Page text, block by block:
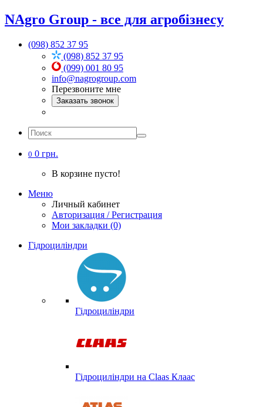
NAgro Group - все для агробізнесу
(098) 852 37 95
(098) 852 37 95
(099) 001 80 95
info@nagrogroup.com
Перезвоните мне
Заказать звонок
0 0 грн.
В корзине пусто!
Меню
Личный кабинет
Авторизация / Регистрация
Мои закладки (0)
Гідроциліндри
Гідроциліндри
Гідроциліндри на Claas Клаас